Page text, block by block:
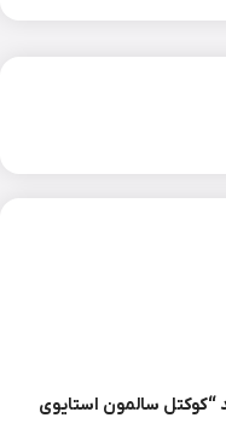
سالمون استایوی